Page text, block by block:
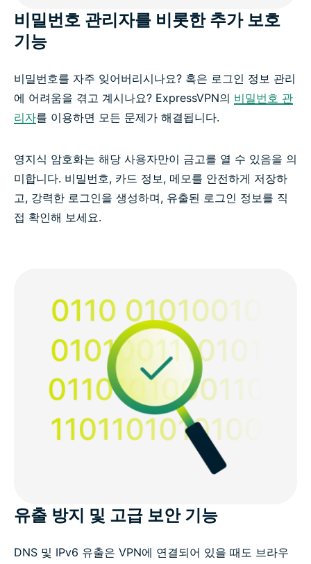
비밀번호 관리자를 비롯한 추가 보호
기능
비밀번호를 자주 잊어버리시나요? 혹은 로그인 정보 관리
에 어려움을 겪고 계시나요? ExpressVPN의 비밀번호 관
리자를 이용하면 모든 문제가 해결됩니다.
영지식 암호화는 해당 사용자만이 금고를 열 수 있음을 의
미합니다. 비밀번호, 카드 정보, 메모를 안전하게 저장하
고, 강력한 로그인을 생성하며, 유출된 로그인 정보를 직
접 확인해 보세요.
유출 방지 및 고급 보안 기능
DNS 및 IPv6 유출은 VPN에 연결되어 있을 때도 브라우